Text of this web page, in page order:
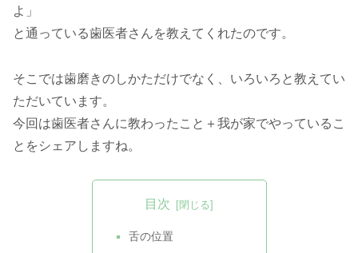
よ」
と通っている歯医者さんを教えてくれたのです。
そこでは歯磨きのしかただけでなく、いろいろと教えてい
ただいています。
今回は歯医者さんに教わったこと＋我が家でやっているこ
とをシェアしますね。
目次
舌の位置